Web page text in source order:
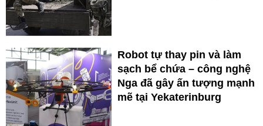
Robot tự thay pin và làm
sạch bể chứa – công nghệ
Nga đã gây ấn tượng mạnh
mẽ tại Yekaterinburg